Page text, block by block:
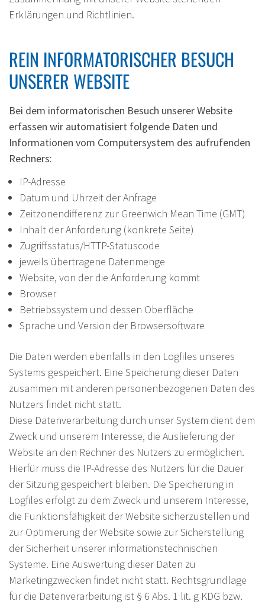
Erklärungen und Richtlinien.
REIN INFORMATORISCHER BESUCH
UNSERER WEBSITE
Bei dem informatorischen Besuch unserer Website
erfassen wir automatisiert folgende Daten und
Informationen vom Computersystem des aufrufenden
Rechners:
IP-Adresse
Datum und Uhrzeit der Anfrage
Zeitzonendifferenz zur Greenwich Mean Time (GMT)
Inhalt der Anforderung (konkrete Seite)
Zugriffsstatus/HTTP-Statuscode
jeweils übertragene Datenmenge
Website, von der die Anforderung kommt
Browser
Betriebssystem und dessen Oberfläche
Sprache und Version der Browsersoftware
Die Daten werden ebenfalls in den Logfiles unseres
Systems gespeichert. Eine Speicherung dieser Daten
zusammen mit anderen personenbezogenen Daten des
Nutzers findet nicht statt.
Diese Datenverarbeitung durch unser System dient dem
Zweck und unserem Interesse, die Auslieferung der
Website an den Rechner des Nutzers zu ermöglichen.
Hierfür muss die IP-Adresse des Nutzers für die Dauer
der Sitzung gespeichert bleiben. Die Speicherung in
Logfiles erfolgt zu dem Zweck und unserem Interesse,
die Funktionsfähigkeit der Website sicherzustellen und
zur Optimierung der Website sowie zur Sicherstellung
der Sicherheit unserer informationstechnischen
Systeme. Eine Auswertung dieser Daten zu
Marketingzwecken findet nicht statt. Rechtsgrundlage
für die Datenverarbeitung ist § 6 Abs. 1 lit. g KDG bzw.